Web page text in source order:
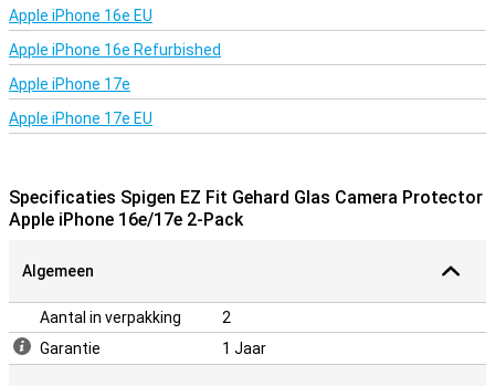
Apple iPhone 16e EU
Apple iPhone 16e Refurbished
Apple iPhone 17e
Apple iPhone 17e EU
Specificaties Spigen EZ Fit Gehard Glas Camera Protector
Apple iPhone 16e/17e 2-Pack
Algemeen
Aantal in verpakking
2
Garantie
1 Jaar